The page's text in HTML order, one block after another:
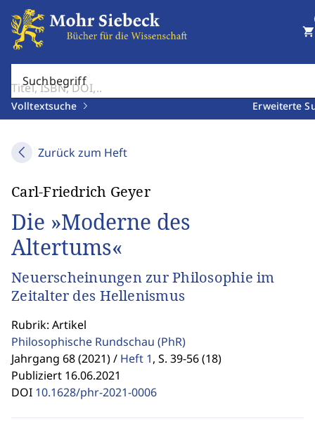
Suchbegriff
Volltextsuche Erweiterte
shopping_cart
Zurück zum Heft
Carl-Friedrich Geyer
Die »Moderne des
Altertums«
Neuerscheinungen zur Philosophie im
Zeitalter des Hellenismus
Rubrik: Artikel
Philosophische Rundschau (PhR)
Jahrgang 68 (2021) / Heft 1, S. 39-56 (18)
Publiziert 16.06.2021
DOI 10.1628/phr-2021-0006